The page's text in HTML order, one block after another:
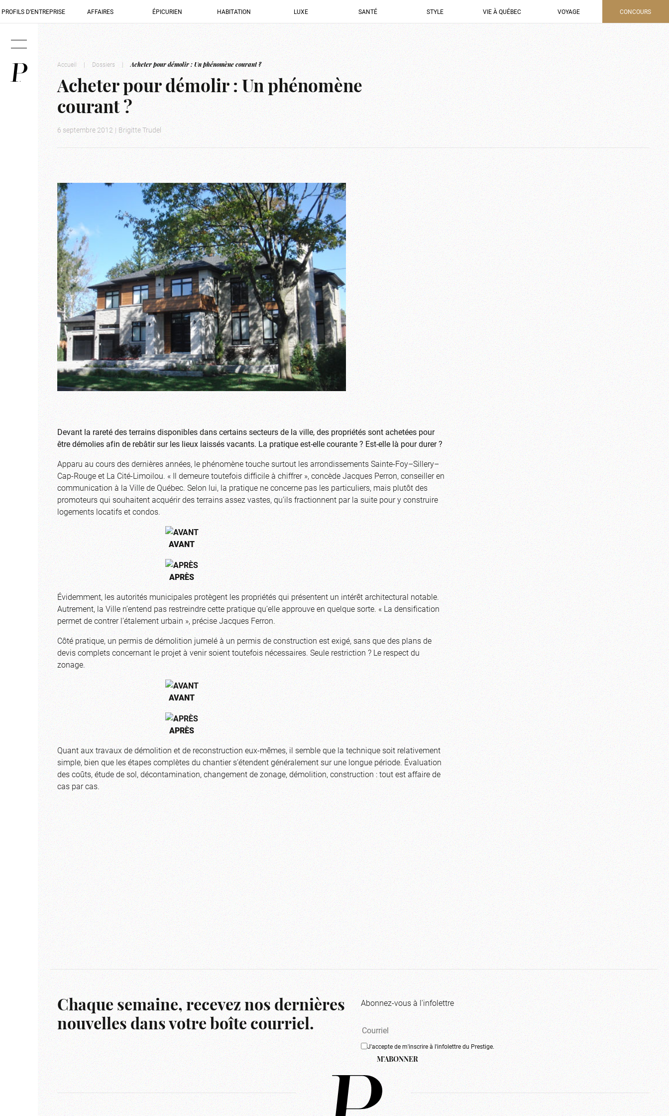
PROFILS D’ENTREPRISE AFFAIRES ÉPICURIEN HABITATION LUXE SANTÉ STYLE VIE À QUÉBEC VOYAGE CONCOURS
Accueil | Dossiers | Acheter pour démolir : Un phénomène courant ?
Acheter pour démolir : Un phénomène
courant ?
6 septembre 2012 | Brigitte Trudel
Devant la rareté des terrains disponibles dans certains secteurs de la ville, des propriétés sont achetées pour
être démolies afin de rebâtir sur les lieux laissés vacants. La pratique est-elle courante ? Est-elle là pour durer ?
Apparu au cours des dernières années, le phénomène touche surtout les arrondissements Sainte-Foy–Sillery–
Cap-Rouge et La Cité-Limoilou. « Il demeure toutefois difficile à chiffrer », concède Jacques Perron, conseiller en
communication à la Ville de Québec. Selon lui, la pratique ne concerne pas les particuliers, mais plutôt des
promoteurs qui souhaitent acquérir des terrains assez vastes, qu’ils fractionnent par la suite pour y construire
logements locatifs et condos.
AVANT
APRÈS
Évidemment, les autorités municipales protègent les propriétés qui présentent un intérêt architectural notable.
Autrement, la Ville n’entend pas restreindre cette pratique qu’elle approuve en quelque sorte. « La densification
permet de contrer l’étalement urbain », précise Jacques Ferron.
Côté pratique, un permis de démolition jumelé à un permis de construction est exigé, sans que des plans de
devis complets concernant le projet à venir soient toutefois nécessaires. Seule restriction ? Le respect du
zonage.
AVANT
APRÈS
Quant aux travaux de démolition et de reconstruction eux-mêmes, il semble que la technique soit relativement
simple, bien que les étapes complètes du chantier s’étendent généralement sur une longue période. Évaluation
des coûts, étude de sol, décontamination, changement de zonage, démolition, construction : tout est affaire de
cas par cas.
Chaque semaine, recevez nos dernières
nouvelles dans votre boîte courriel.
Abonnez-vous à l'infolettre
J'accepte de m'inscrire à l'infolettre du Prestige.
M'ABONNER